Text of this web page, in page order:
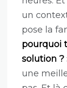
un
pose la
pourquoi
solution ?
une